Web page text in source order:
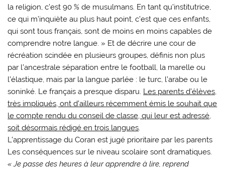
la religion, c’est 90 % de musulmans. En tant qu’institutrice,
ce qui m’inquiète au plus haut point, c’est que ces enfants,
qui sont tous français, sont de moins en moins capables de
comprendre notre langue. » Et de décrire une cour de
récréation scindée en plusieurs groupes, définis non plus
par l’ancestrale séparation entre le football, la marelle ou
l’élastique, mais par la langue parlée : le turc, l’arabe ou le
soninké. Le français a presque disparu. Les parents d’élèves,
très impliqués, ont d’ailleurs récemment émis le souhait que
le compte rendu du conseil de classe, qui leur est adressé,
soit désormais rédigé en trois langues.
L’apprentissage du Coran est jugé prioritaire par les parents
Les conséquences sur le niveau scolaire sont dramatiques.
« Je passe des heures à leur apprendre à lire, reprend